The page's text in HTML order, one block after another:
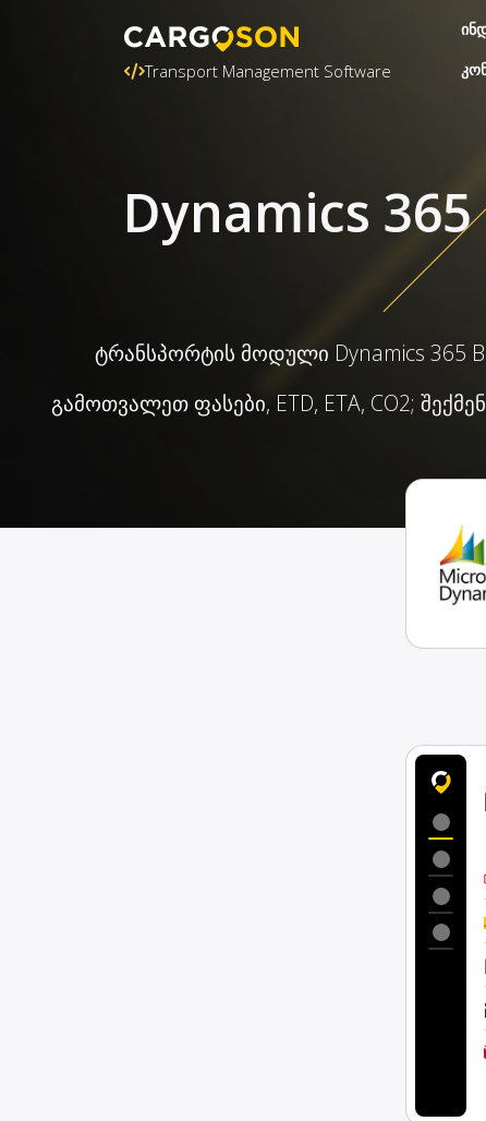
Transport Management Software
Dynamics
ტრანსპორტის მოდული Dynamics 365
გამოთვალეთ ფასები, ETD, ETA, CO2;